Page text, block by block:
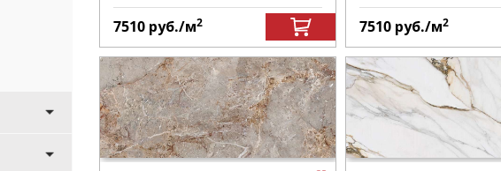
7510 руб./м2 7510 руб./м2